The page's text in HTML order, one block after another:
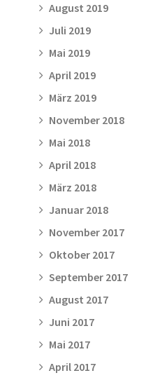
August 2019
Juli 2019
Mai 2019
April 2019
März 2019
November 2018
Mai 2018
April 2018
März 2018
Januar 2018
November 2017
Oktober 2017
September 2017
August 2017
Juni 2017
Mai 2017
April 2017